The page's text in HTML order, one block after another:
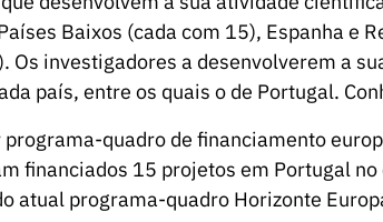
Baixos (cada com 15), Espanha e
Os investigadores a desenvolverem a
país, entre os quais o de Portugal.
quadro de financiamento
financiados 15 projetos em Portugal no
atual programa-quadro Horizonte